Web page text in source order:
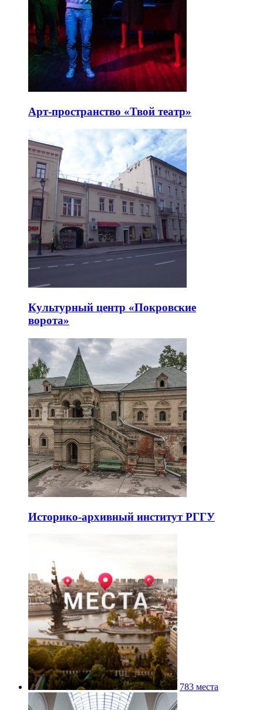
Арт-пространство «Твой театр»
Культурный центр «Покровские
ворота»
Историко-архивный институт РГГУ
783 места